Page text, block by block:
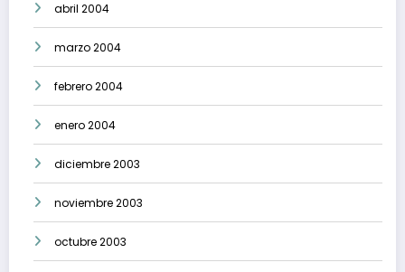
abril 2004
marzo 2004
febrero 2004
enero 2004
diciembre 2003
noviembre 2003
octubre 2003